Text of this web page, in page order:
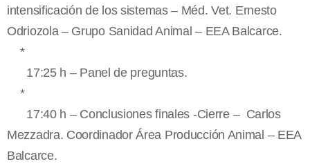
intensificación de los sistemas – Méd. Vet. Ernesto
Odriozola – Grupo Sanidad Animal – EEA Balcarce.
*
17:25 h – Panel de preguntas.
*
17:40 h – Conclusiones finales -Cierre – Carlos
Mezzadra. Coordinador Área Producción Animal – EEA
Balcarce.